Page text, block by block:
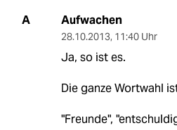
A Aufwachen
28.10.2013, 11:40 Uhr
Ja, so ist es.
Die ganze Wortwahl
"Freunde",